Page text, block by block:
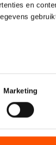
en
in. U kunt
en
Marketing